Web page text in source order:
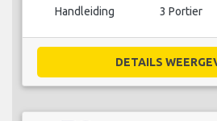
Handleiding 3 Portier
DETAILS